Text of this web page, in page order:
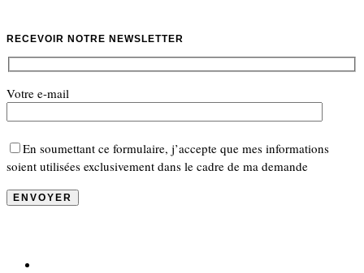
RECEVOIR NOTRE NEWSLETTER
Votre e-mail
En soumettant ce formulaire, j’accepte que mes informations
soient utilisées exclusivement dans le cadre de ma demande